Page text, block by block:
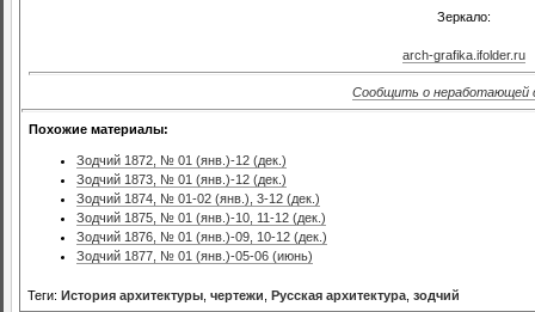
Зеркало:
arch-grafika.ifolder.ru
Сообщить о неработающей
Похожие материалы:
Зодчий 1872, № 01 (янв.)-12 (дек.)
Зодчий 1873, № 01 (янв.)-12 (дек.)
Зодчий 1874, № 01-02 (янв.), 3-12 (дек.)
Зодчий 1875, № 01 (янв.)-10, 11-12 (дек.)
Зодчий 1876, № 01 (янв.)-09, 10-12 (дек.)
Зодчий 1877, № 01 (янв.)-05-06 (июнь)
Теги: История архитектуры чертежи Русская архитектура зодчий